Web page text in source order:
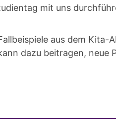
mit uns
aus dem Kita-
dazu beitragen, neue